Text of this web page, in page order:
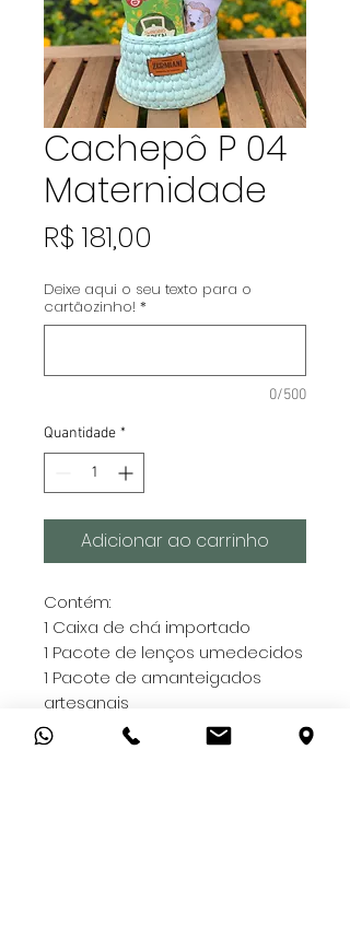
Cachepô P 04
Maternidade
R$ 181,00
Deixe aqui o seu texto para o
cartãozinho! *
0/500
Quantidade *
Adicionar ao carrinho
Contém:
1 Caixa de chá importado
1 Pacote de lenços umedecidos
1 Pacote de amanteigados
artesanais
1 Fraldinha de boca
1 Balão de coração azul